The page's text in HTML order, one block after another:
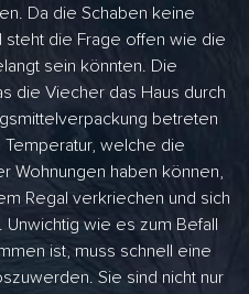
Da die Schaben keine
steht die Frage offen wie die
sein könnten. Die
die Viecher das Haus durch
betreten
welche die
Wohnungen haben können,
Regal verkriechen und sich
wie es zum Befall
ist, muss schnell eine
Sie sind nicht nur